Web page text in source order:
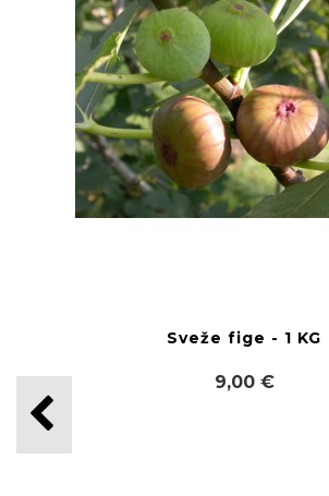
Sveže fige - 1 KG
9,00 €